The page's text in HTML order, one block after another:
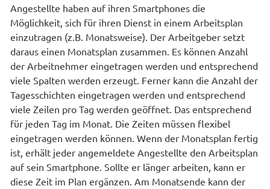
Angestellte haben auf ihren Smartphones die
Möglichkeit, sich für ihren Dienst in einem Arbeitsplan
einzutragen (z.B. Monatsweise). Der Arbeitgeber setzt
daraus einen Monatsplan zusammen. Es können Anzahl
der Arbeitnehmer eingetragen werden und entsprechend
viele Spalten werden erzeugt. Ferner kann die Anzahl der
Tagesschichten eingetragen werden und entsprechend
viele Zeilen pro Tag werden geöffnet. Das entsprechend
für jeden Tag im Monat. Die Zeiten müssen flexibel
eingetragen werden können. Wenn der Monatsplan fertig
ist, erhält jeder angemeldete Angestellte den Arbeitsplan
auf sein Smartphone. Sollte er länger arbeiten, kann er
diese Zeit im Plan ergänzen. Am Monatsende kann der